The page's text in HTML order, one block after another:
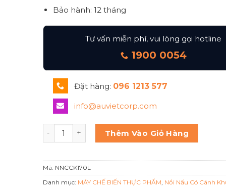
Bảo hành: 12 tháng
Tư vấn miễn phí, vui lòng gọi hotline
1900 0054
Đặt hàng: 096 1213 577
info@auvietcorp.com
Nồi nấu có cánh khuấy 170 lít inox 3 lớp số lượng
Thêm Vào Giỏ Hàng
Mã: NNCCK170L
Danh mục: MÁY CHẾ BIẾN THỰC PHẨM Nồi Nấu Có Cánh